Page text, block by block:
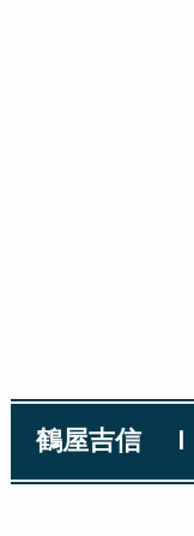
鶴屋吉信 Ｉ